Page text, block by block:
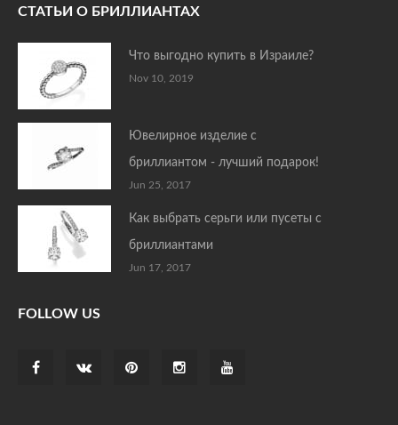
СТАТЬИ О БРИЛЛИАНТАХ
Что выгодно купить в Израиле?
Nov 10, 2019
Ювелирное изделие с
бриллиантом - лучший подарок!
Jun 25, 2017
Как выбрать серьги или пусеты с
бриллиантами
Jun 17, 2017
FOLLOW US